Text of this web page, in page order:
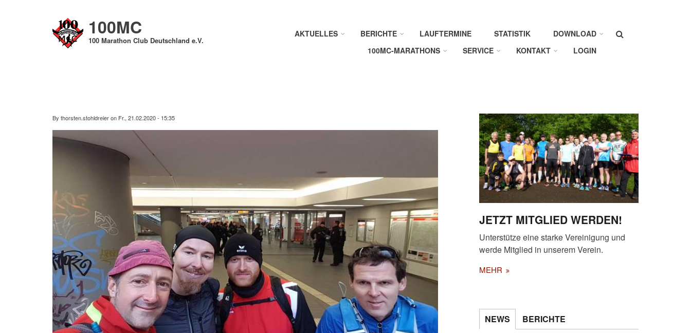
100MC
100 Marathon Club Deutschland e.V.
Suche
AKTUELLES BERICHTE LAUFTERMINE STATISTIK
DOWNLOAD
100MC-MARATHONS
SERVICE KONTAKT LOGIN
By thorsten.stohldreieron Fr., 21.02.2020 - 15:35
JETZT MITGLIED WERDEN!
Unterstütze eine starke Vereinigung und
werde Mitglied in unserem Verein.
MEHR
NEWS BERICHTE